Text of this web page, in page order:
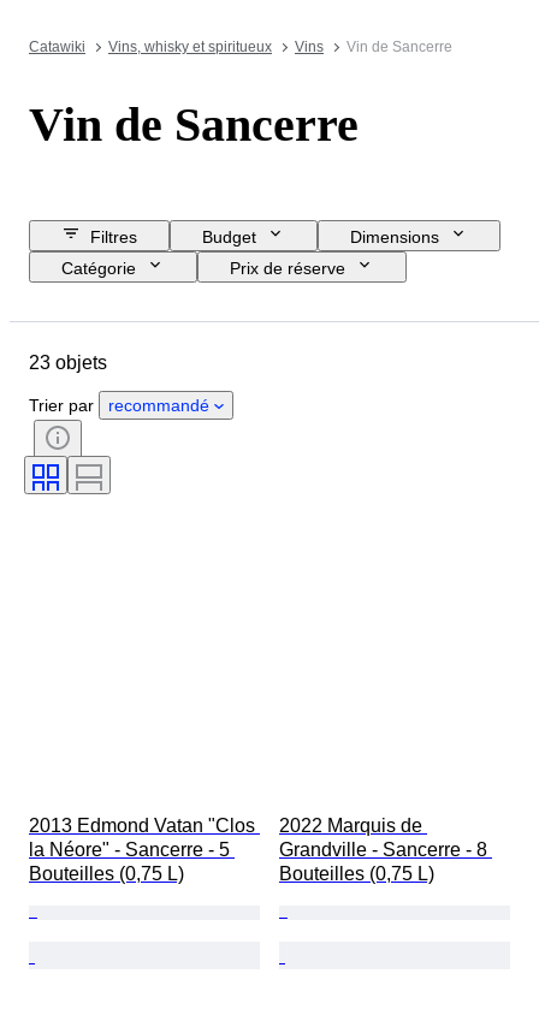
Catawiki Vins, whisky et spiritueux Vins Vin de Sancerre
Vin de Sancerre
Filtres Budget
Dimensions
Catégorie
Prix de réserve
Suppléments
Région viticole
Niveau de la Bouteille
Classement des vins
23 objets
Trier par recommandé
2013 Edmond Vatan "Clos
la Néore" - Sancerre - 5
Bouteilles (0,75 L)
2022 Marquis de
Grandville - Sancerre - 8
Bouteilles (0,75 L)